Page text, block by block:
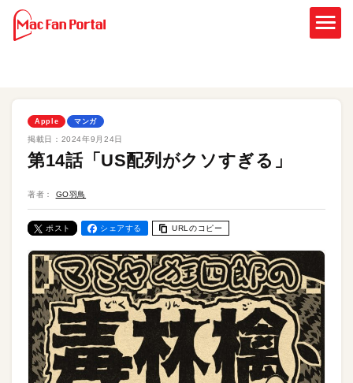
Apple マンガ
掲載日： 2024年9月24日
第14話「US配列がクソすぎる」
著者： GO羽鳥
ポスト シェアする URLのコピー